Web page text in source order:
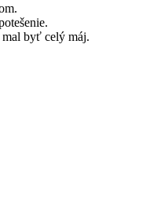
mal byť celý máj.